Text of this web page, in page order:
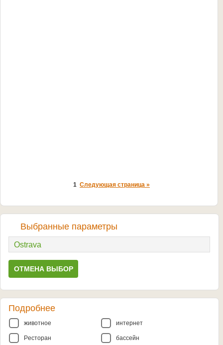
1 Следующая страница »
Выбранные параметры
Ostrava
ОТМЕНА ВЫБОР
Подробнее
животное интернет
Pесторан бассейн